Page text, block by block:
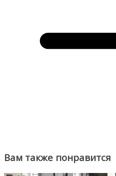
Вам также понравится